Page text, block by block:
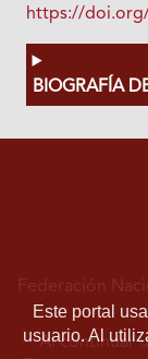
https://
BIOGRAFÍA
Este portal
usuario. Al
Federación
Al continuar